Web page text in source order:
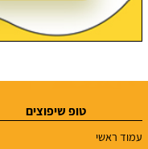
טופ שיפוצים
עמוד ראשי